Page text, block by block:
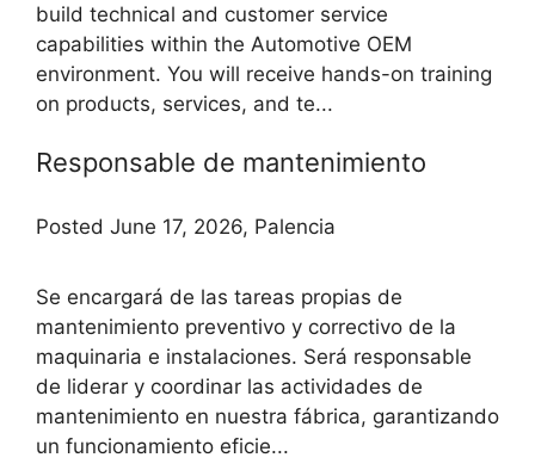
build technical and customer service
capabilities within the Automotive OEM
environment. You will receive hands-on training
on products, services, and te...
Responsable de mantenimiento
Posted June 17, 2026, Palencia
Se encargará de las tareas propias de
mantenimiento preventivo y correctivo de la
maquinaria e instalaciones. Será responsable
de liderar y coordinar las actividades de
mantenimiento en nuestra fábrica, garantizando
un funcionamiento eficie...